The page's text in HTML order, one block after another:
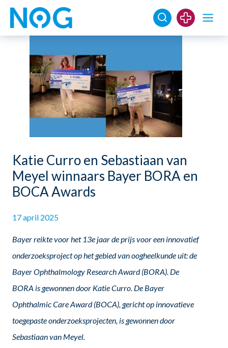
Katie Curro en Sebastiaan van
Meyel winnaars Bayer BORA en
BOCA Awards
17 april 2025
Bayer reikte voor het 13e jaar de prijs voor een innovatief
onderzoeksproject op het gebied van oogheelkunde uit: de
Bayer Ophthalmology Research Award (BORA). De
BORA is gewonnen door Katie Curro. De Bayer
Ophthalmic Care Award (BOCA), gericht op innovatieve
toegepaste onderzoeksprojecten, is gewonnen door
Sebastiaan van Meyel.